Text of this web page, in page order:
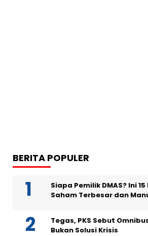
BERITA POPULER
Siapa Pemilik DMAS? Ini
Saham Terbesar dan
Tegas, PKS Sebut
Bukan Solusi Krisis